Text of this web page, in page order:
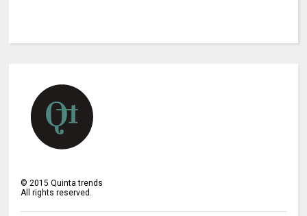
©2015 Quinta trends
All rights reserved.